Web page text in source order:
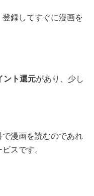
録してすぐに漫画を
ント還元があり、少し
漫画を読むのであれ
スです。